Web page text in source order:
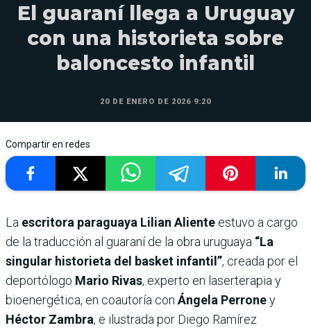
El guaraní llega a Uruguay
con una historieta sobre
baloncesto infantil
20 DE ENERO DE 2026 9:20
Compartir en redes
La escritora paraguaya Lilian Aliente estuvo a cargo
de la traducción al guaraní de la obra uruguaya “La
singular historieta del basket infantil”, creada por el
deportólogo Mario Rivas, experto en laserterapia y
bioenergética, en coautoría con Ángela Perroney
Héctor Zambra, e ilustrada por Diego Ramírez